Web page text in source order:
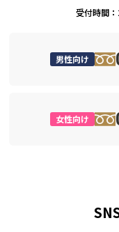
受付時間
男性向け
女性向け